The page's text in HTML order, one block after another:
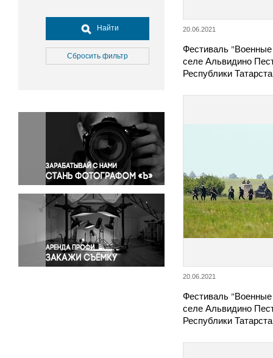
Досуг, туризм и отдых
Культура
Медицина
Окружающая среда
Политика
Правосудие
Происшествия и конфликты
Религия
Светская жизнь
Спорт
Экология
Экономика и бизнес
Найти
Сбросить фильтр
20.06.2021
Фестиваль
селе Альвидино
Республики
20.06.2021
Фестиваль
селе Альвидино
Республики